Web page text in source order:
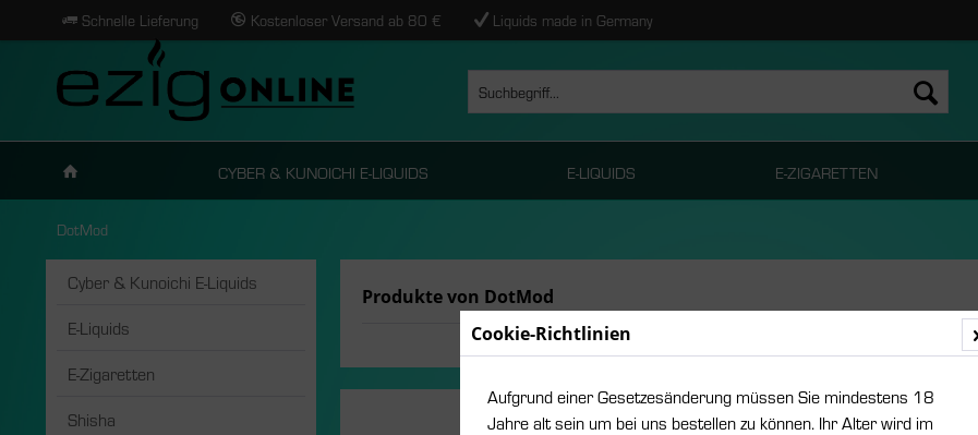
Schnelle Lieferung Kostenloser Versand ab 80 € Liquids made in Germany
CYBER & KUNOICHI E-LIQUIDS E-LIQUIDS E-ZIGARETTEN
DotMod
Cyber & Kunoichi E-Liquids
E-Liquids
E-Zigaretten
Shisha
Produkte von DotMod
Cookie-Richtlinien
Aufgrund einer Gesetzesänderung müssen Sie mindestens 18
Jahre alt sein um bei uns bestellen zu können. Ihr Alter wird im